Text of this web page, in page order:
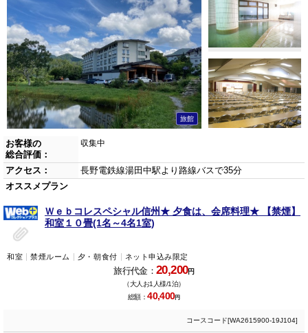
旅館
お客様の
総合評価：
収集中
アクセス：
長野電鉄線湯田中駅より路線バスで35分
オススメプラン
Ｗｅｂコレスペシャル信州★ 夕食は、会席料理★ 【禁煙】
和室１０畳(1名～4名1室)
和室 禁煙ルーム 夕・朝食付 ネット申込み限定
旅行代金：20,200円
（大人お1人様/1泊）
総額：40,400円
コースコード[WA2615900-19J104]